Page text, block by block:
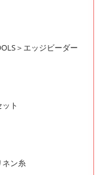
＞エッジビーダー
ット
ネン糸